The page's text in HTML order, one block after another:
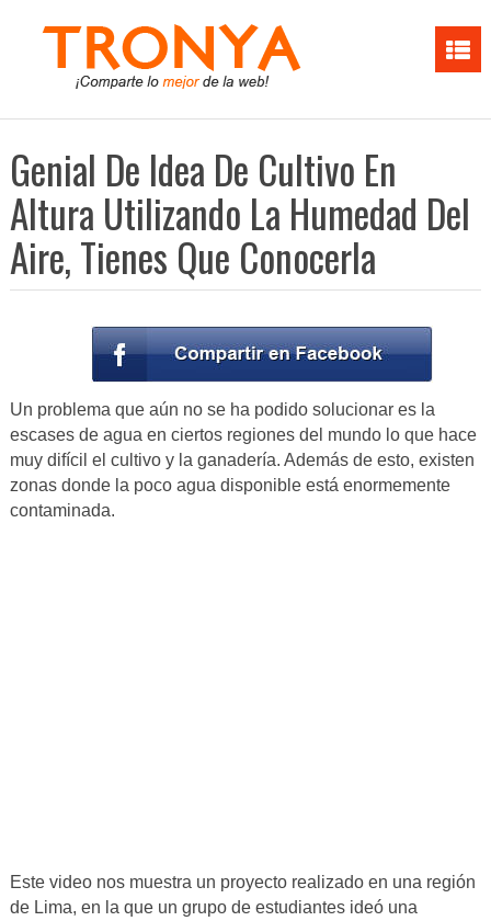
Genial De Idea De Cultivo En
Altura Utilizando La Humedad Del
Aire, Tienes Que Conocerla
Un problema que aún no se ha podido solucionar es la
escases de agua en ciertos regiones del mundo lo que hace
muy difícil el cultivo y la ganadería. Además de esto, existen
zonas donde la poco agua disponible está enormemente
contaminada.
Este video nos muestra un proyecto realizado en una región
de Lima, en la que un grupo de estudiantes ideó una